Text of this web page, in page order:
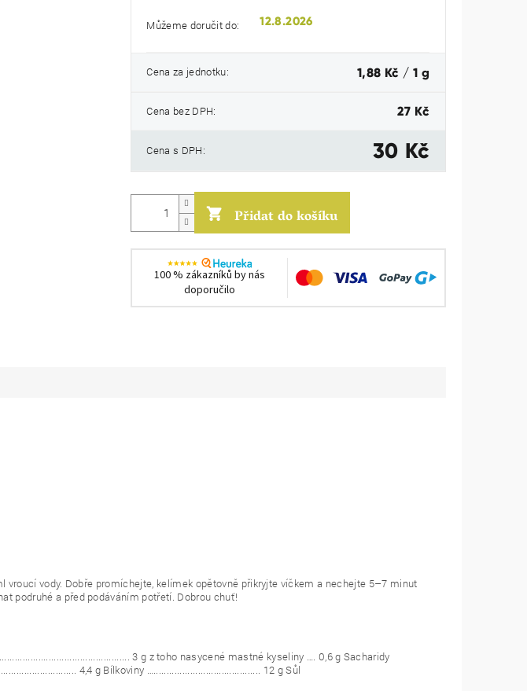
Můžeme doručit do: 12.8.2026
Cena za jednotku:
Měrná
1,88 Kč / 1 g
Cena bez DPH: 27 Kč
Cena s DPH: 30 Kč
Přidat do košíku
100 % zákazníků by nás
doporučilo
vroucí vody. Dobře promíchejte, kelímek opětovně přikryjte víčkem a nechejte 5–7 minut
podruhé a před podáváním potřetí. Dobrou chuť!
3 g z toho nasycené mastné kyseliny …. 0,6 g Sacharidy
4,4 g Bílkoviny …......................................... 12 g Sůl